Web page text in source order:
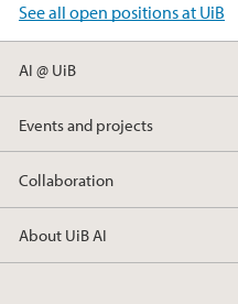
See all open positions at UiB
AI @ UiB
Events and projects
Collaboration
About UiB AI